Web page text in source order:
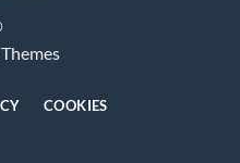
COOKIES